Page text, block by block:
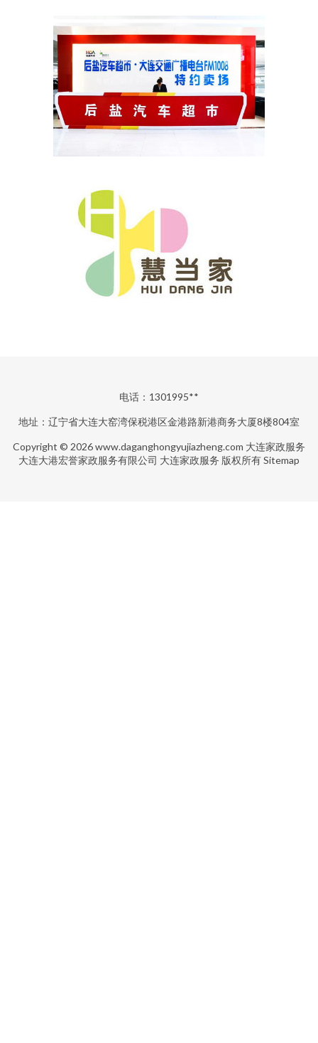
电话：1301995**
地址：辽宁省大连大窑湾保税港区金港路新港商务大厦8楼804室
Copyright © 2026www.daganghongyujiazheng.com 大连家政服务
大连大港宏誉家政服务有限公司 大连家政服务 版权所有Sitemap